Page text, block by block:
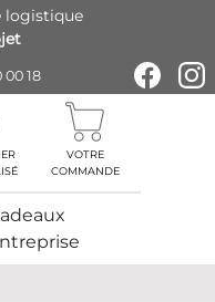
logistique
00 18
VOTRE
COMMANDE